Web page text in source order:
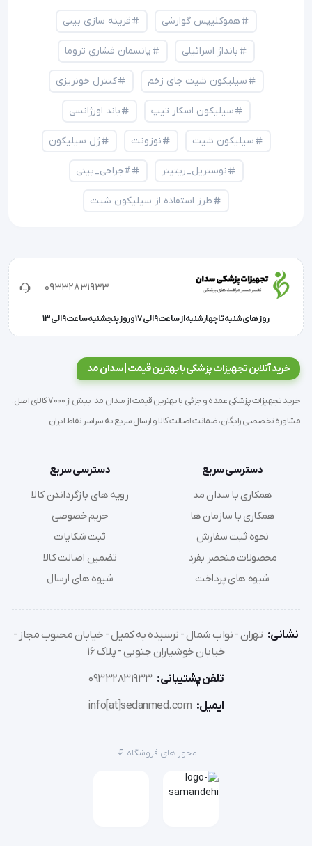
هموکلیپس گوارشی قرینه سازی بینی
بانداژ اسرائیلی پانسمان فشاري تروما
سیلیکون شیت جای زخم کنترل خونریزی
سیلیکون اسکار تیپ باند اورژانسی
سیلیکون شیت نوزونت ژل سیلیکون
نوستریل_ریتینر #جراحی_بینی
طرز استفاده از سیلیکون شیت
09332831933
روز های شنبه تا چهارشنبه از ساعت 9 الی 17 و روز پنجشنبه ساعت 9 الی 13
خرید آنلاین تجهیزات پزشکی با بهترین قیمت | سدان مد
خرید تجهیزات پزشکی عمده و جزئی با بهترین قیمت از سدان مد؛ بیش از 7000 کالای اصل،
مشاوره تخصصی رایگان، ضمانت اصالت کالا و ارسال سریع به سراسر نقاط ایران
دسترسی سریع
همکاری با سدان مد
همکاری با سازمان ها
نحوه ثبت سفارش
محصولات منحصر بفرد
شیوه های پرداخت
دسترسی سریع
رویه های بازگرداندن کالا
حریم خصوصی
ثبت شکایات
تضمین اصالت کالا
شیوه های ارسال
نشانی: تهران - نواب شمال - نرسیده به کمیل - خیابان محبوب مجاز -
خیابان خوشیاران جنوبی - پلاک 16
تلفن پشتیبانی: 09332831933
ایمیل: info[at]sedanmed.com
مجوز های فروشگاه